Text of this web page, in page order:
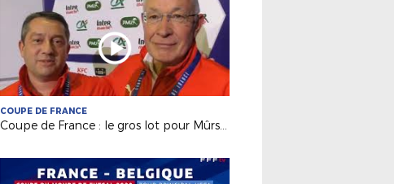
COUPE DE FRANCE
Coupe de France : le gros lot pour Mûrs-Erigné (R2)